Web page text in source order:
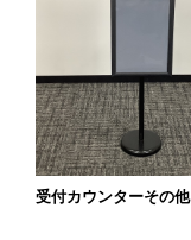
受付カウンターその